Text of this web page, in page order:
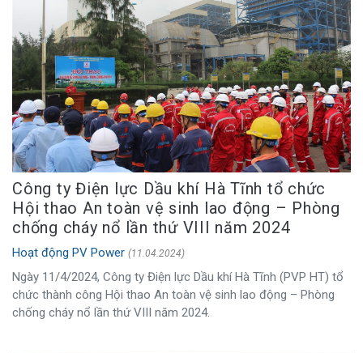
Công ty Điện lực Dầu khí Hà Tĩnh tổ chức
Hội thao An toàn vệ sinh lao động – Phòng
chống cháy nổ lần thứ VIII năm 2024
Hoạt động PV Power (11.04.2024)
Ngày 11/4/2024, Công ty Điện lực Dầu khí Hà Tĩnh (PVP HT) tổ
chức thành công Hội thao An toàn vệ sinh lao động – Phòng
chống cháy nổ lần thứ VIII năm 2024.